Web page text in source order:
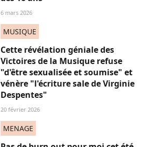
6 mars 2026
MUSIQUE
Cette révélation géniale des
Victoires de la Musique refuse
"d'être sexualisée et soumise" et
vénère "l'écriture sale de Virginie
Despentes"
20 février 2026
MENAGE